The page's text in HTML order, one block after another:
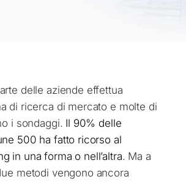
delle aziende effettua
di ricerca di mercato e molte di
i sondaggi. Il 90% delle
500 ha fatto ricorso al
in una forma o nell’altra. Ma a
metodi vengono ancora